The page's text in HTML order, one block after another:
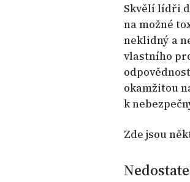
Skvělí lídři
na možné
neklidný a
vlastního
okamžitou
k
Zde jsou